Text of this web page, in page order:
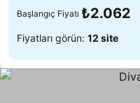
Başlangıç Fiyatı ₺2.062
Fiyatları görün: 12 site